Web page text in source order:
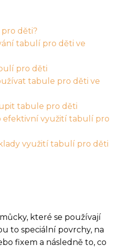
děti?
tabulí pro děti ve
pro děti
tabule pro děti ve
tabule pro děti
efektivní využití tabulí pro
využití tabulí pro děti
které se používají
to speciální povrchy, na
fixem a následně to, co